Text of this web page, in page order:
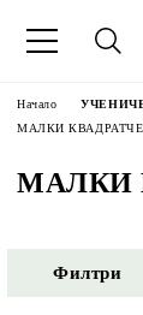
Начало
МАЛКИ
МАЛКИ
Филтри